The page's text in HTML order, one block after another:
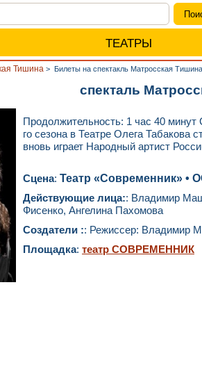
ТЕАТРЫ
Тишина > Билеты на спектакль Матросская
спекталь
Продолжительность: 1 час 40
го сезона в Театре Олега Табакова
вновь играет Народный артист
Сцена: Театр «Современник»
Действующие лица:: Владимир
Фисенко, Ангелина Пахомова
Создатели :: Режиссер: Владимир
Площадка: театр СОВРЕМЕННИК